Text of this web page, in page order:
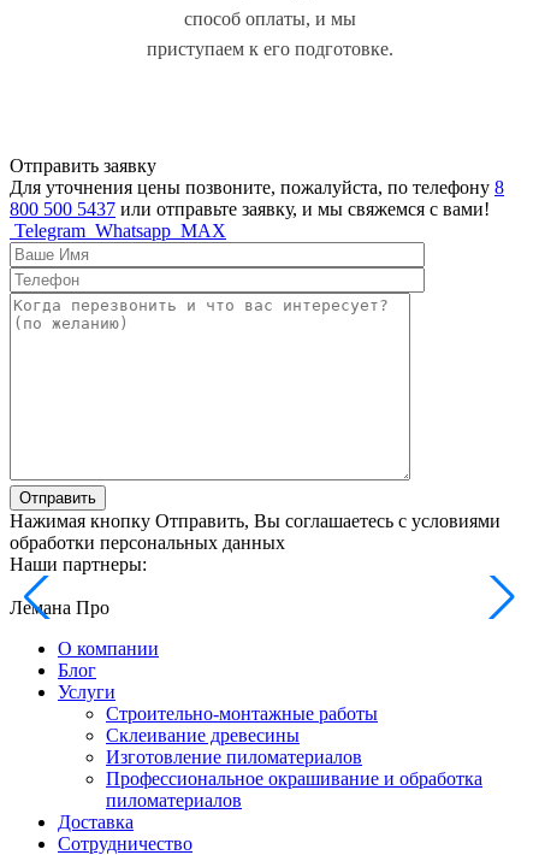
способ оплаты, и мы
приступаем к его подготовке.
Отправить заявку
Для уточнения цены позвоните, пожалуйста, по телефону 8
800 500 5437 или отправьте заявку, и мы свяжемся с вами!
Telegram Whatsapp MAX
Отправить
Нажимая кнопку Отправить, Вы соглашаетесь с условиями
обработки персональных данных
Наши партнеры:
Лемана Про
О компании
Блог
Услуги
Строительно-монтажные работы
Склеивание древесины
Изготовление пиломатериалов
Профессиональное окрашивание и обработка
пиломатериалов
Доставка
Сотрудничество